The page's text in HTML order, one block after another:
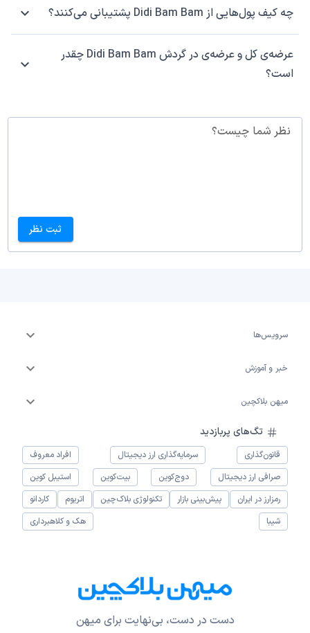
چه کیف پول‌هایی از Didi Bam Bam پشتیبانی می‌کنند؟
عرضه‌ی کل و عرضه‌ی در گردش Didi Bam Bam چقدر
است؟
نظر شما چیست؟
ثبت نظر
سرویس‌ها
خبر و آموزش
میهن بلاکچین
تگ‌های پربازدید
قانون‌گذاری سرمایه‌گذاری ارز دیجیتال
افراد معروف
صرافی ارز دیجیتال
دوج‌کوین بیت‌کوین
استیبل کوین
رمزارز در ایران
پیش‌بینی بازار تکنولوژی بلاک‌چین اتریوم
کاردانو
شیبا
هک و کلاهبرداری
دست در دست، بی‌نهایت برای میهن